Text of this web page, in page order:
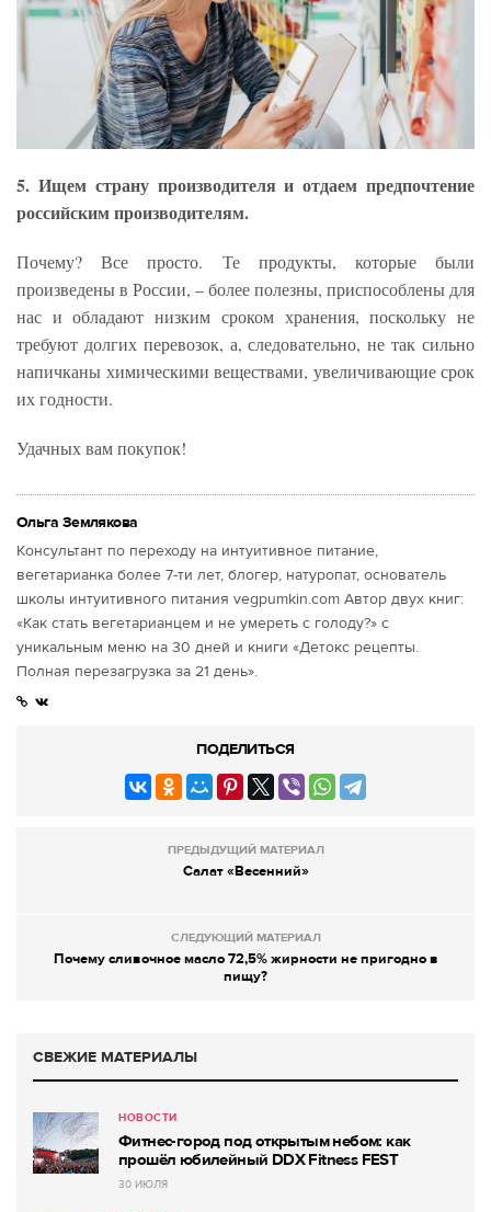
5. Ищем страну производителя и отдаем предпочтение
российским производителям.
Почему? Все просто. Те продукты, которые были
произведены в России, – более полезны, приспособлены для
нас и обладают низким сроком хранения, поскольку не
требуют долгих перевозок, а, следовательно, не так сильно
напичканы химическими веществами, увеличивающие срок
их годности.
Удачных вам покупок!
Ольга Землякова
Консультант по переходу на интуитивное питание,
вегетарианка более 7-ти лет, блогер, натуропат, основатель
школы интуитивного питания vegpumkin.com Автор двух книг:
«Как стать вегетарианцем и не умереть с голоду?» с
уникальным меню на 30 дней и книги «Детокс рецепты.
Полная перезагрузка за 21 день».
ПОДЕЛИТЬСЯ
ПРЕДЫДУЩИЙ МАТЕРИАЛ
Салат «Весенний»
СЛЕДУЮЩИЙ МАТЕРИАЛ
Почему сливочное масло 72,5% жирности не пригодно в
пищу?
СВЕЖИЕ МАТЕРИАЛЫ
НОВОСТИ
Фитнес-город под открытым небом: как
прошёл юбилейный DDX Fitness FEST
30 ИЮЛЯ